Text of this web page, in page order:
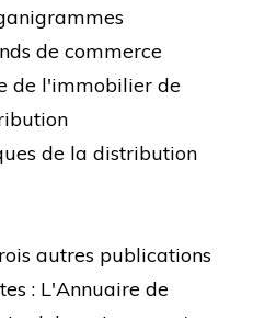
de commerce
de l'immobilier de
de la distribution
autres publications
: L'Annuaire de